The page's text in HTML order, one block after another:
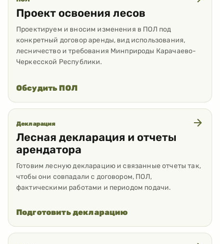
Проект освоения лесов
Проектируем и вносим изменения в ПОЛ под
конкретный договор аренды, вид использования,
лесничество и требования Минприроды Карачаево-
Черкесской Республики.
Обсудить ПОЛ
Декларация
Лесная декларация и отчеты
арендатора
Готовим лесную декларацию и связанные отчеты так,
чтобы они совпадали с договором, ПОЛ,
фактическими работами и периодом подачи.
Подготовить декларацию